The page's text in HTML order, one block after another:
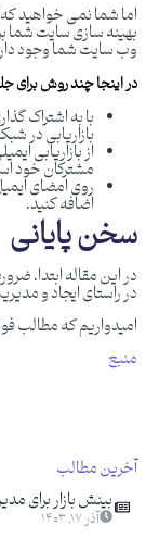
اما شما نمی خواهید که
بهینه سازی سایت شما
وب سایت شما وجود دارد.
در اینجا چند روش برای
با به اشتراک
بازاریابی در
از بازاریابی
مشترکان خود
روی امضای
اضافه کنید.
سخن پایانی
در راستای ایجاد و
امیدواریم که مطالب
منبع
آخرین مطالب
بینش بازار برای
آذر ۱۷, ۱۴۰۳